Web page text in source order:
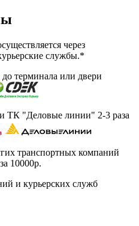
через
службы.*
терминала или двери
"Деловые линии" 2-3 раза
транспортных компаний
10000р.
и курьерских служб